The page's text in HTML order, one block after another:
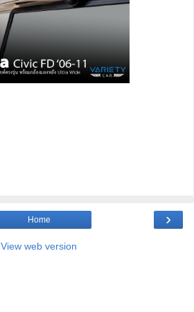
›
Home
View web version